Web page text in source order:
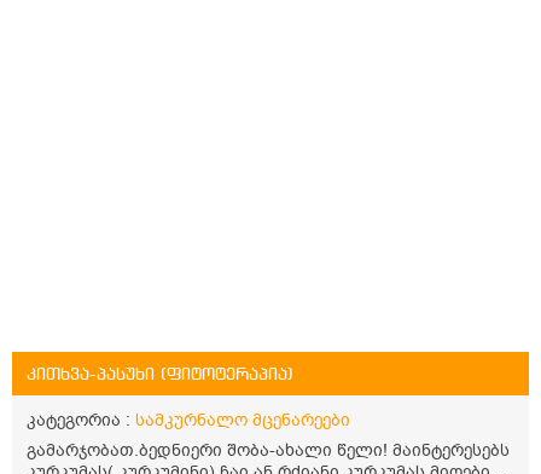
კითხვა-პასუხი (ფიტოტერაპია)
კატეგორია : სამკურნალო მცენარეები
გამარჯობათ.ბედნიერი შობა-ახალი წელი! მაინტერესებს